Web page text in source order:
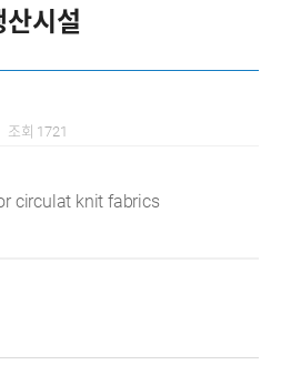
산시설
조회 1721
circulat knit fabrics